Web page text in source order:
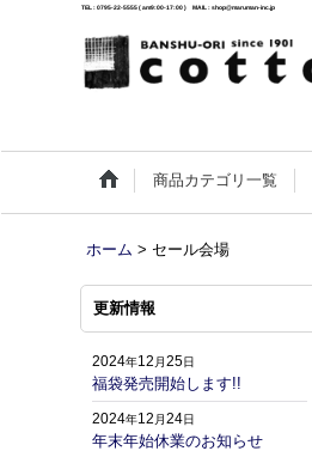
TEL : 0795-22-5555 ( am9:00-17:00 ) MAIL : shop@maruman-inc.jp
商品カテゴリ一覧
ホーム > セール会場
更新情報
2024年12 月25日
福袋発売開始します!!
2024年12 月24日
年末年始休業のお知らせ